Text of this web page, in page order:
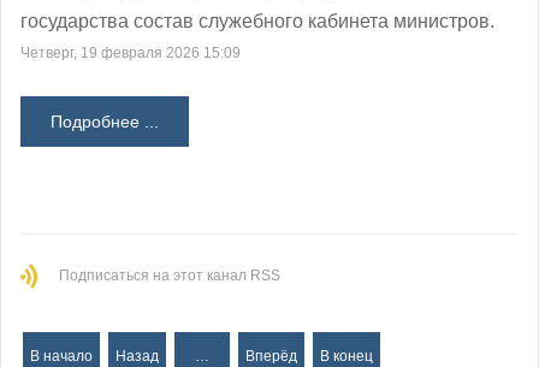
государства состав служебного кабинета министров.
Четверг, 19 февраля 2026 15:09
Подробнее ...
Подписаться на этот канал RSS
В начало Назад … Вперёд В конец